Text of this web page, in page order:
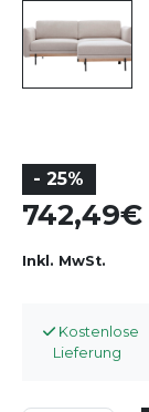
- 25%
742,49
Inkl. MwSt.
Kostenlose
Lieferung